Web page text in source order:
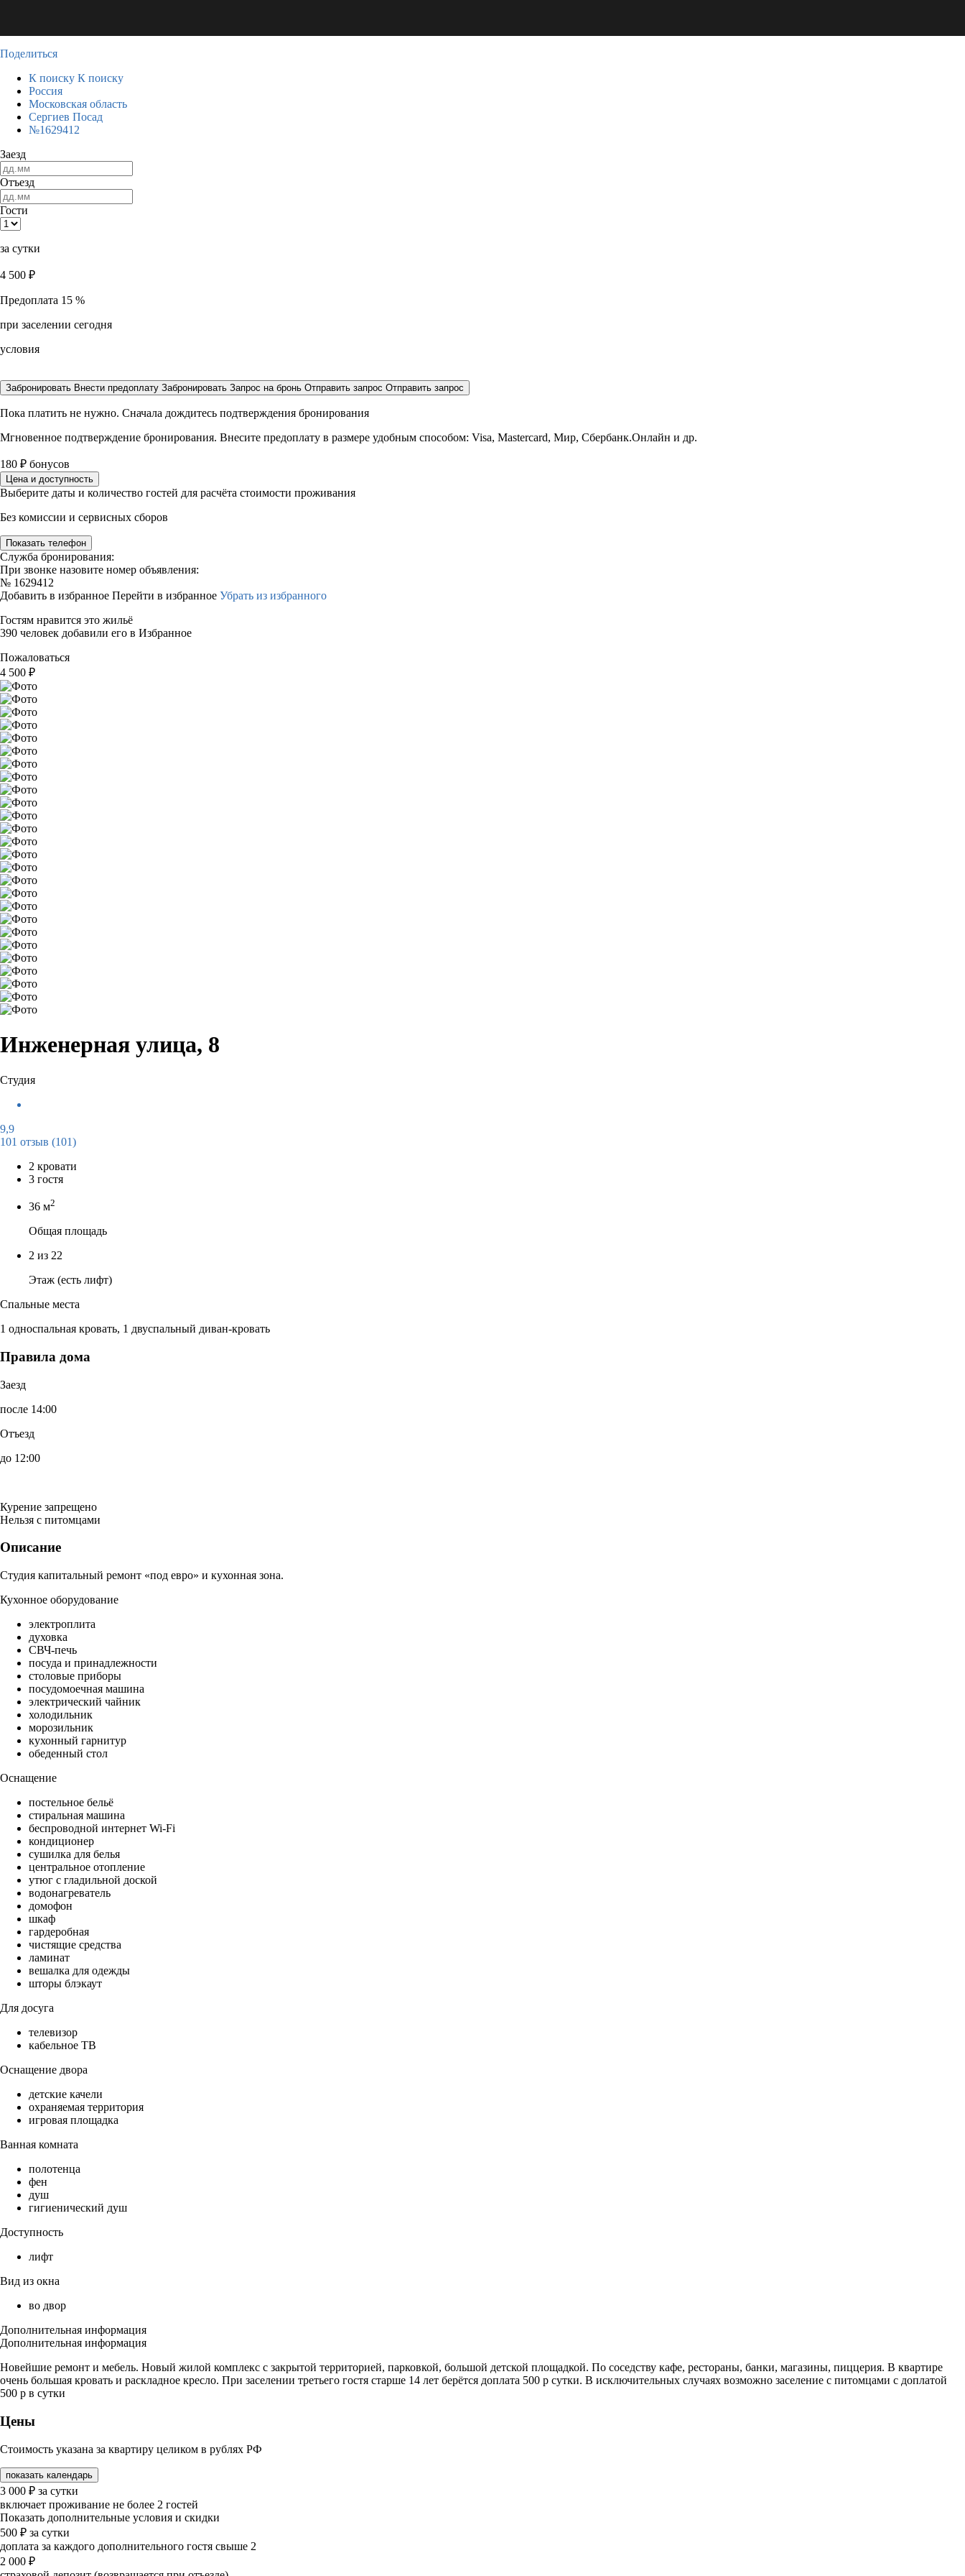
Поделиться
К поиску К поиску
Россия
Московская область
Сергиев Посад
№1629412
Заезд
Отъезд
Гости
за сутки
4 500 ₽
Предоплата 15 %
при заселении сегодня
условия
Забронировать Внести предоплату Забронировать Запрос на бронь Отправить запрос Отправить запрос
Пока платить не нужно. Сначала дождитесь подтверждения бронирования
Мгновенное подтверждение бронирования. Внесите предоплату в размере удобным способом: Visa, Mastercard, Мир, Сбербанк.Онлайн и др.
180 ₽ бонусов
Цена и доступность
Выберите даты и количество гостей для расчёта стоимости проживания
Без комиссии и сервисных сборов
Показать телефон
Служба бронирования:
При звонке назовите номер объявления:
№ 1629412
Добавить в избранное Перейти в избранное Убрать из избранного
Гостям нравится это жильё
390 человек добавили его в Избранное
Пожаловаться
4 500 ₽
Инженерная улица, 8
Студия
9,9
101 отзыв (101)
2 кровати
3 гостя
36 м2
Общая площадь
2 из 22
Этаж (есть лифт)
Спальные места
1 односпальная кровать, 1 двуспальный диван-кровать
Правила дома
Заезд
после 14:00
Отъезд
до 12:00
Курение запрещено
Нельзя с питомцами
Описание
Студия капитальный ремонт «под евро» и кухонная зона.
Кухонное оборудование
электроплита
духовка
СВЧ-печь
посуда и принадлежности
столовые приборы
посудомоечная машина
электрический чайник
холодильник
морозильник
кухонный гарнитур
обеденный стол
Оснащение
постельное бельё
стиральная машина
беспроводной интернет Wi-Fi
кондиционер
сушилка для белья
центральное отопление
утюг с гладильной доской
водонагреватель
домофон
шкаф
гардеробная
чистящие средства
ламинат
вешалка для одежды
шторы блэкаут
Для досуга
телевизор
кабельное ТВ
Оснащение двора
детские качели
охраняемая территория
игровая площадка
Ванная комната
полотенца
фен
душ
гигиенический душ
Доступность
лифт
Вид из окна
во двор
Дополнительная информация
Дополнительная информация
Новейшие ремонт и мебель. Новый жилой комплекс с закрытой территорией, парковкой, большой детской площадкой. По соседству кафе, рестораны, банки, магазины, пиццерия. В квартире
очень большая кровать и раскладное кресло. При заселении третьего гостя старше 14 лет берётся доплата 500 р сутки. В исключительных случаях возможно заселение с питомцами с доплатой
500 р в сутки
Цены
Стоимость указана за квартиру целиком в рублях РФ
показать календарь
3 000 ₽ за сутки
включает проживание не более 2 гостей
Показать дополнительные условия и скидки
500 ₽ за сутки
доплата за каждого дополнительного гостя свыше 2
2 000 ₽